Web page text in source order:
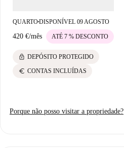
QUARTO■DISPONÍVEL 09 AGOSTO
420 €/mês ATÉ 7 % DESCONTO
lock DEPÓSITO PROTEGIDO
euro CONTAS INCLUÍDAS
Porque não posso visitar a propriedade?